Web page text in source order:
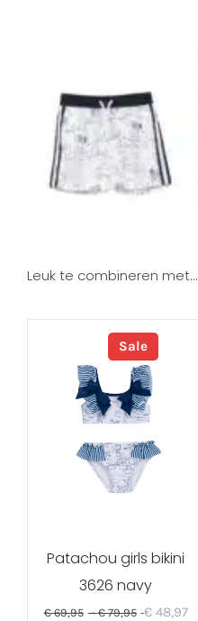
Leuk te combineren met…
Sale
Patachou girls bikini
3626 navy
€69,95 -€79,95 €48,97